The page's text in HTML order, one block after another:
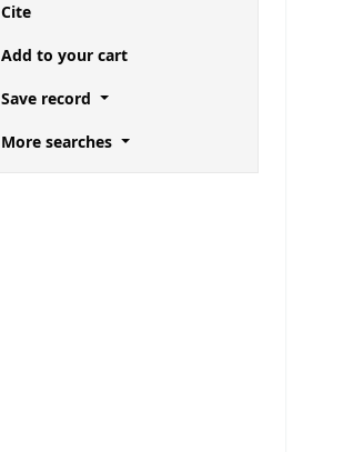
Cite
Add to your cart
Save record
More searches